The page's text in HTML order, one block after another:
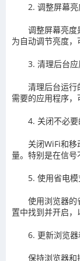
2. 调整‌屏幕
调整屏幕亮度‌
为自动调节亮度，
3. 清理‌后台应
清理后台运行
需要的应用程序，
4. 关闭不必
关闭‌WiFi和‌
量。特别是在信号
5. 使用‌省电
使用浏览器的
置中找到并开启，
6. 更新浏览
保持浏览器和